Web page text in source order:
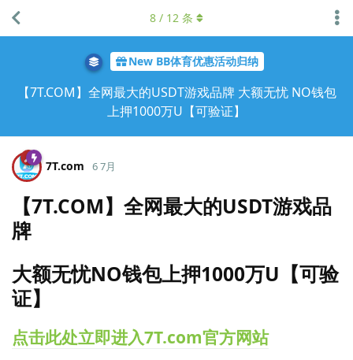
New BB体育优惠活动归纳
【7T.COM】全网最大的USDT游戏品牌 大额无忧 NO钱包
上押1000万U【可验证】
8 / 12 条
7T.​com 6 7月
【7T.COM】全网最大的USDT游戏品
牌
大额无忧NO钱包上押1000万U【可验
证】
点击此处立即进入7T.com官方网站